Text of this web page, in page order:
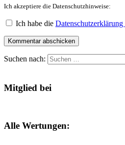
Ich akzeptiere die Datenschutzhinweise:
Ich habe die Datenschutzerklärung
Kommentar abschicken
Suchen nach:
Mitglied bei
Alle Wertungen: